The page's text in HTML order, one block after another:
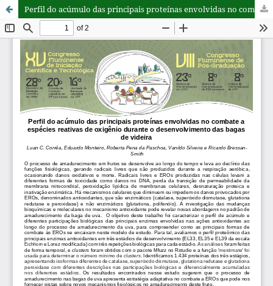
Perfil do acúmulo das principais proteínas envolvidas no combate a espécies reativas de oxigênio durante o desenvolvimento das bagas de videira